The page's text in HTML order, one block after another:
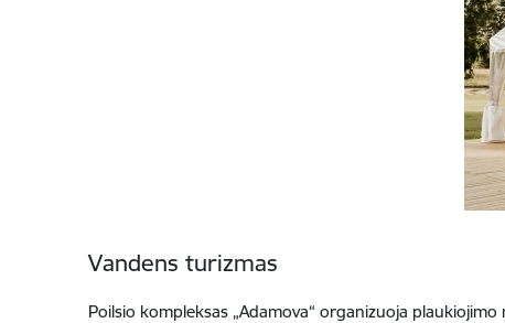
Vandens turizmas
Poilsio kompleksas „Adamova“ organizuoja